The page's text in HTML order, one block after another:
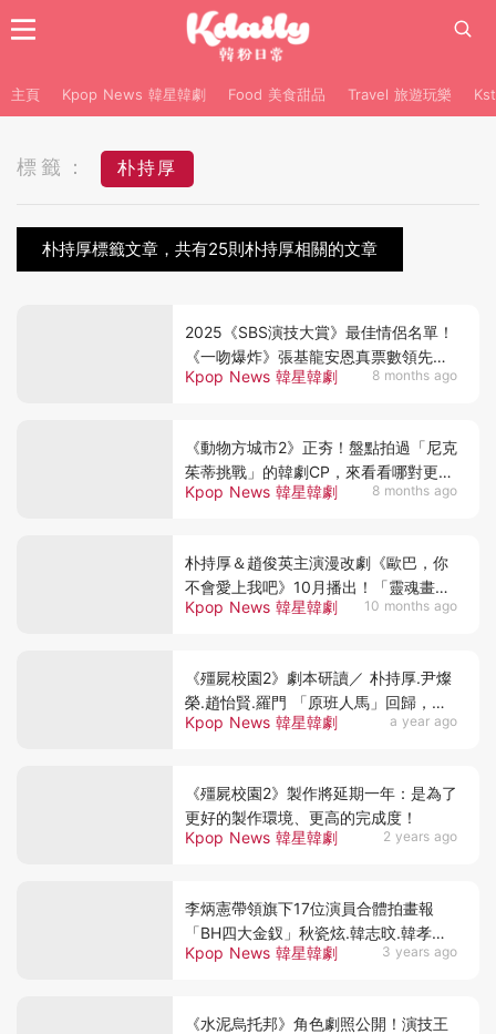
主頁 Kpop News 韓星韓劇 Food 美食甜品 Travel 旅遊玩樂
標籤： 朴持厚
朴持厚標籤文章，共有25則朴持厚相關的文章
Kpop News 韓星韓劇 8 months ago
2025《SBS演技大賞》最佳情侶名單！
《一吻爆炸》張基龍安恩真票數領先，
有望成最後贏家～
Kpop News 韓星韓劇 8 months ago
《動物方城市2》正夯！盤點拍過「尼克
茱蒂挑戰」的韓劇CP，來看看哪對更
甜？
Kpop News 韓星韓劇 10 months ago
朴持厚＆趙俊英主演漫改劇《歐巴，你
不會愛上我吧》10月播出！「靈魂畫
手」卡司全公開
Kpop News 韓星韓劇 a year ago
《殭屍校園2》劇本研讀／ 朴持厚.尹燦
榮.趙怡賢.羅門 「原班人馬」回歸，
《魷魚遊戲》他們也加盟
Kpop News 韓星韓劇 2 years ago
《殭屍校園2》製作將延期一年：是為了
更好的製作環境、更高的完成度！
Kpop News 韓星韓劇 3 years ago
李炳憲帶領旗下17位演員合體拍畫報
「BH四大金釵」秋瓷炫.韓志旼.韓孝周.
朴寶英太美啦～
《水泥烏托邦》角色劇照公開！演技王